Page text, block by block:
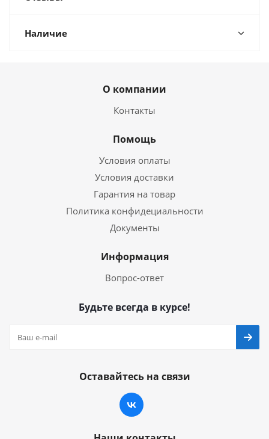
Наличие
О компании
Контакты
Помощь
Условия оплаты
Условия доставки
Гарантия на товар
Политика конфидециальности
Документы
Информация
Вопрос-ответ
Будьте всегда в курсе!
Оставайтесь на связи